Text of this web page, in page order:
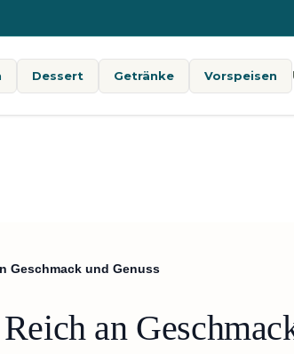
Dessert Getränke Vorspeisen
Geschmack und Genuss
an